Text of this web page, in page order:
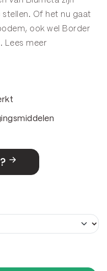
Of het nu gaat
ook wel
Border
Lees meer